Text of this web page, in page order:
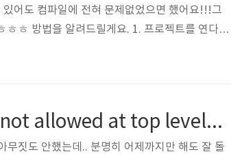
어도 컴파일에 전혀 문제없었으면 했어요!!!그
ㅎ 방법을 알려드릴게요. 1. 프로젝트를 연다.
파일을 만들어서 코딩하고 싶다. 라고 하신다면
Xcode - statements are not allowed at top level오류 해결법
도 안했는데.. 분명히 어제까지만 해도 잘 돌